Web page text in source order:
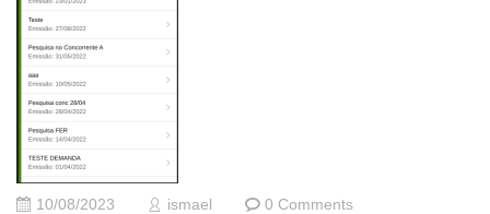
10/08/2023 ismael 0 Comments